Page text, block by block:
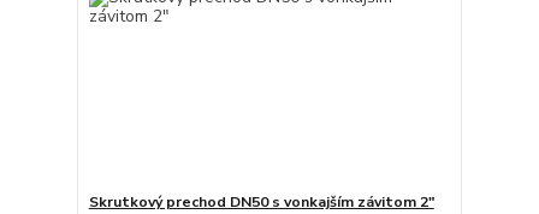
Skrutkový prechod DN50 s vonkajším závitom 2"